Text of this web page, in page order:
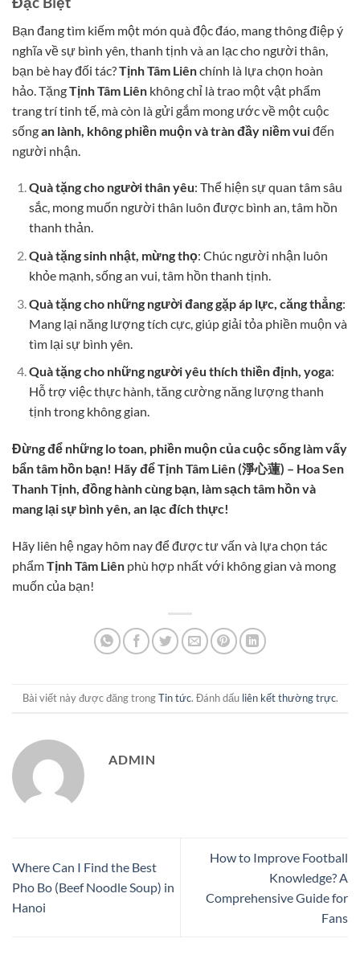
Bạn đang tìm kiếm một món quà độc đáo, mang thông điệp ý
nghĩa về sự bình yên, thanh tịnh và an lạc cho người thân,
bạn bè hay đối tác?Tịnh Tâm Liênchính là lựa chọn hoàn
hảo. TặngTịnh Tâm Liên không chỉ là trao một vật phẩm
trang trí tinh tế, mà còn là gửi gắm mong ước về một cuộc
sốngan lành, không phiền muộn và tràn đầy niềm vuiđến
người nhận.
Quà tặng cho người thân yêu: Thể hiện sự quan tâm sâu
sắc, mong muốn người thân luôn được bình an, tâm hồn
thanh thản.
Quà tặng sinh nhật, mừng thọ: Chúc người nhận luôn
khỏe mạnh, sống an vui, tâm hồn thanh tịnh.
Quà tặng cho những người đang gặp áp lực, căng thẳng:
Mang lại năng lượng tích cực, giúp giải tỏa phiền muộn và
tìm lại sự bình yên.
Quà tặng cho những người yêu thích thiền định, yoga:
Hỗ trợ việc thực hành, tăng cường năng lượng thanh
tịnh trong không gian.
Đừng để những lo toan, phiền muộn của cuộc sống làm vấy
bẩn tâm hồn bạn! Hãy để Tịnh Tâm Liên (淨心蓮) – Hoa Sen
Thanh Tịnh, đồng hành cùng bạn, làm sạch tâm hồn và
mang lại sự bình yên, an lạc đích thực!
Hãy liên hệ ngay hôm nay để được tư vấn và lựa chọn tác
phẩmTịnh Tâm Liên phù hợp nhất với không gian và mong
muốn của bạn!
Bài viết này được đăng trongTin tức. Đánh dấu liên kết thường trực.
ADMIN
Where Can I Find the Best
Pho Bo (Beef Noodle Soup) in
Hanoi
How to Improve Football
Knowledge? A
Comprehensive Guide for
Fans